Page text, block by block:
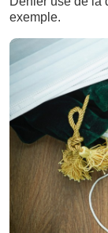
exemple.